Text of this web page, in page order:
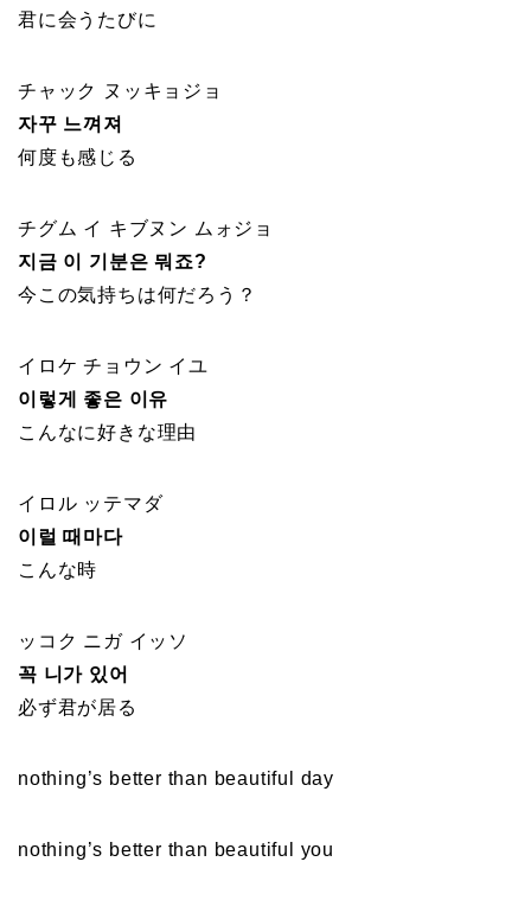
君に会うたびに
チャック ヌッキョジョ
자꾸 느껴져
何度も感じる
チグム イ キブヌン ムォジョ
지금 이 기분은 뭐죠?
今この気持ちは何だろう？
イロケ チョウン イユ
이렇게 좋은 이유
こんなに好きな理由
イロル ッテマダ
이럴 때마다
こんな時
ッコク ニガ イッソ
꼭 니가 있어
必ず君が居る
nothing’s better than beautiful day
nothing’s better than beautiful you